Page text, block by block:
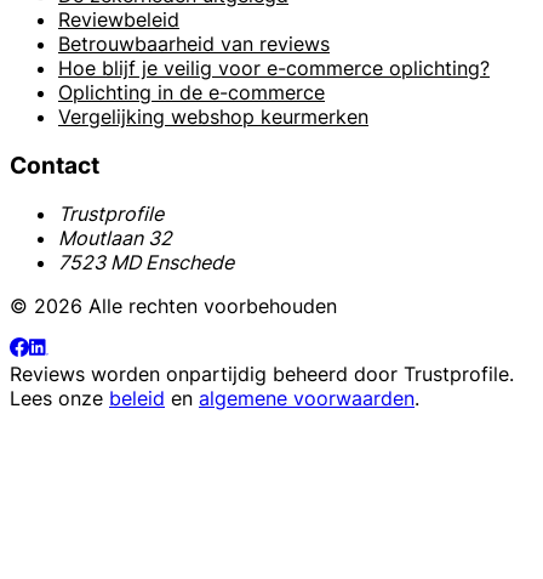
Reviewbeleid
Betrouwbaarheid van reviews
Hoe blijf je veilig voor e-commerce oplichting?
Oplichting in de e-commerce
Vergelijking webshop keurmerken
Contact
Trustprofile
Moutlaan 32
7523 MD Enschede
© 2026 Alle rechten voorbehouden
Reviews worden onpartijdig beheerd door Trustprofile.
Lees onze beleid en algemene voorwaarden.